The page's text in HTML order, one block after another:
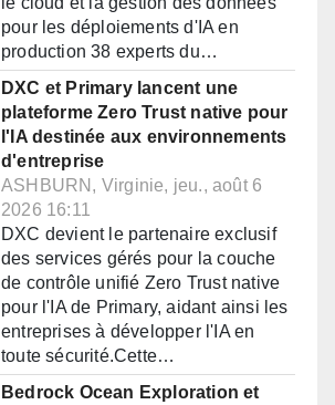
pour les déploiements d'IA en
production 38 experts du…
DXC et Primary lancent une
plateforme Zero Trust native pour
l'IA destinée aux environnements
d'entreprise
ASHBURN, Virginie, jeu., août 6
2026 16:11
DXC devient le partenaire exclusif
des services gérés pour la couche
de contrôle unifié Zero Trust native
pour l'IA de Primary, aidant ainsi les
entreprises à développer l'IA en
toute sécurité.Cette…
Bedrock Ocean Exploration et